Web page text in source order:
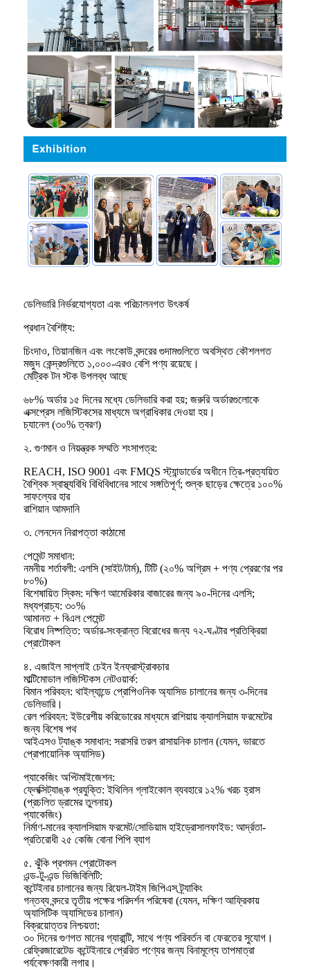
ডেলিভারি নির্ভরযোগ্যতা এবং পরিচালনগত উৎকর্ষ
প্রধান বৈশিষ্ট্য:
চিংদাও, তিয়ানজিন এবং লংকোউ বন্দরের গুদামগুলিতে অবস্থিত কৌশলগত
মজুদ কেন্দ্রগুলিতে ১,০০০-এরও বেশি পণ্য রয়েছে।
মেট্রিক টন স্টক উপলব্ধ আছে
৬৮% অর্ডার ১৫ দিনের মধ্যে ডেলিভারি করা হয়; জরুরি অর্ডারগুলোকে
এক্সপ্রেস লজিস্টিকসের মাধ্যমে অগ্রাধিকার দেওয়া হয়।
চ্যানেল (৩০% ত্বরণ)
২. গুণমান ও নিয়ন্ত্রক সম্মতি শংসাপত্র:
REACH, ISO 9001 এবং FMQS স্ট্যান্ডার্ডের অধীনে ত্রি-প্রত্যয়িত
বৈশ্বিক স্বাস্থ্যবিধি বিধিবিধানের সাথে সঙ্গতিপূর্ণ; শুল্ক ছাড়ের ক্ষেত্রে ১০০%
সাফল্যের হার
রাশিয়ান আমদানি
৩. লেনদেন নিরাপত্তা কাঠামো
পেমেন্ট সমাধান:
নমনীয় শর্তাবলী: এলসি (সাইট/টার্ম), টিটি (২০% অগ্রিম + পণ্য প্রেরণের পর
৮০%)
বিশেষায়িত স্কিম: দক্ষিণ আমেরিকার বাজারের জন্য ৯০-দিনের এলসি;
মধ্যপ্রাচ্য: ৩০%
আমানত + বিএল পেমেন্ট
বিরোধ নিষ্পত্তি: অর্ডার-সংক্রান্ত বিরোধের জন্য ৭২-ঘণ্টার প্রতিক্রিয়া
প্রোটোকল
৪. এজাইল সাপ্লাই চেইন ইনফ্রাস্ট্রাকচার
মাল্টিমোডাল লজিস্টিকস নেটওয়ার্ক:
বিমান পরিবহন: থাইল্যান্ডে প্রোপিওনিক অ্যাসিড চালানের জন্য ৩-দিনের
ডেলিভারি।
রেল পরিবহন: ইউরেশীয় করিডোরের মাধ্যমে রাশিয়ায় ক্যালসিয়াম ফরমেটের
জন্য বিশেষ পথ
আইএসও ট্যাঙ্ক সমাধান: সরাসরি তরল রাসায়নিক চালান (যেমন, ভারতে
প্রোপায়োনিক অ্যাসিড)
প্যাকেজিং অপ্টিমাইজেশন:
ফ্লেক্সিট্যাঙ্ক প্রযুক্তি: ইথিলিন গ্লাইকোল ব্যবহারে ১২% খরচ হ্রাস
(প্রচলিত ড্রামের তুলনায়)
প্যাকেজিং)
নির্মাণ-মানের ক্যালসিয়াম ফরমেট/সোডিয়াম হাইড্রোসালফাইড: আর্দ্রতা-
প্রতিরোধী ২৫ কেজি বোনা পিপি ব্যাগ
৫. ঝুঁকি প্রশমন প্রোটোকল
এন্ড-টু-এন্ড ভিজিবিলিটি:
কন্টেইনার চালানের জন্য রিয়েল-টাইম জিপিএস ট্র্যাকিং
গন্তব্য বন্দরে তৃতীয় পক্ষের পরিদর্শন পরিষেবা (যেমন, দক্ষিণ আফ্রিকায়
অ্যাসিটিক অ্যাসিডের চালান)
বিক্রয়োত্তর নিশ্চয়তা:
৩০ দিনের গুণগত মানের গ্যারান্টি, সাথে পণ্য পরিবর্তন বা ফেরতের সুযোগ।
রেফ্রিজারেটেড কন্টেইনারে প্রেরিত পণ্যের জন্য বিনামূল্যে তাপমাত্রা
পর্যবেক্ষণকারী লগার।